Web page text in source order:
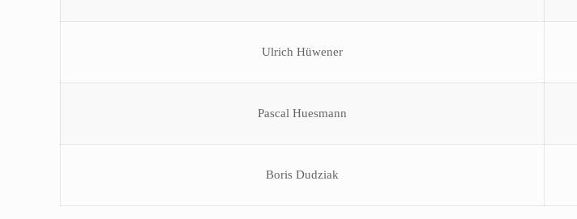
Ulrich Hüwener
Pascal Huesmann
Boris Dudziak